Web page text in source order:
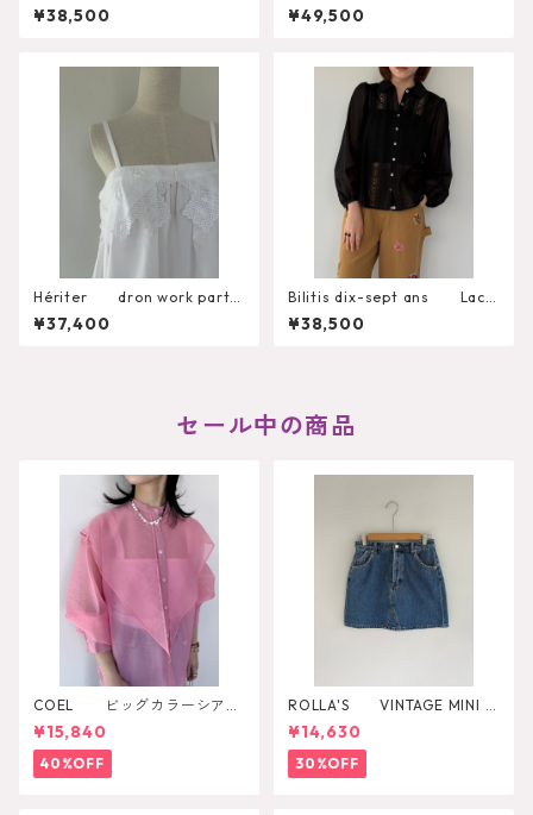
Lace Blouse 2911-960
¥38,500
ecloth blouse H0-00-3
099
¥49,500
Hériter dron work parts
camisole H0-00-3092
¥37,400
Bilitis dix-sept ans Lace
+Tuck Blouse 2911-959
¥38,500
セール中の商品
COEL ビッグカラーシアー
シャツ
¥15,840
40%OFF
ROLLA'S VINTAGE MINI D
AZZLER
¥14,630
30%OFF